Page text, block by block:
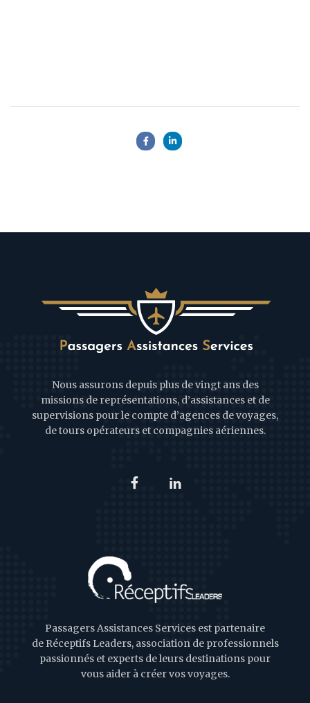
Nous assurons depuis plus de vingt ans des
missions de représentations, d’assistances et de
supervisions pour le compte d’agences de voyages,
de tours opérateurs et compagnies aériennes.
Passagers Assistances Services est partenaire
de Réceptifs Leaders, association de professionnels
passionnés et experts de leurs destinations pour
vous aider à créer vos voyages.